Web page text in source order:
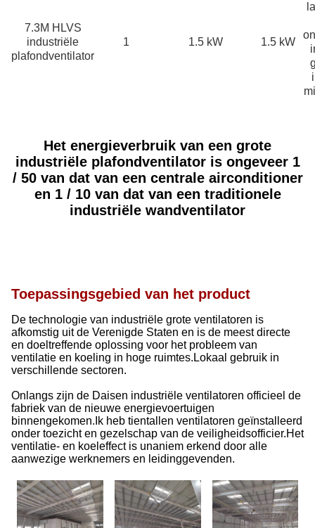
7.3M HLVS
industriële
plafondventilator
1 1.5 kW 1.5 kW
Het energieverbruik van een grote
industriële plafondventilator is ongeveer 1
/ 50 van dat van een centrale airconditioner
en 1 / 10 van dat van een traditionele
industriële wandventilator
Toepassingsgebied van het product
De technologie van industriële grote ventilatoren is
afkomstig uit de Verenigde Staten en is de meest directe
en doeltreffende oplossing voor het probleem van
ventilatie en koeling in hoge ruimtes.Lokaal gebruik in
verschillende sectoren.
Onlangs zijn de Daisen industriële ventilatoren officieel de
fabriek van de nieuwe energievoertuigen
binnengekomen.Ik heb tientallen ventilatoren geïnstalleerd
onder toezicht en gezelschap van de veiligheidsofficier.Het
ventilatie- en koeleffect is unaniem erkend door alle
aanwezige werknemers en leidinggevenden.